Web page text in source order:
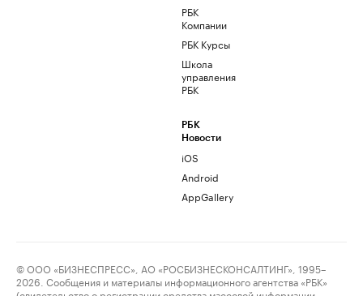
РБК
Компании
РБК Курсы
Школа
управления
РБК
РБК
Новости
iOS
Android
AppGallery
© ООО «БИЗНЕСПРЕСС», АО «РОСБИЗНЕСКОНСАЛТИНГ», 1995–
2026. Сообщения и материалы информационного агентства «РБК»